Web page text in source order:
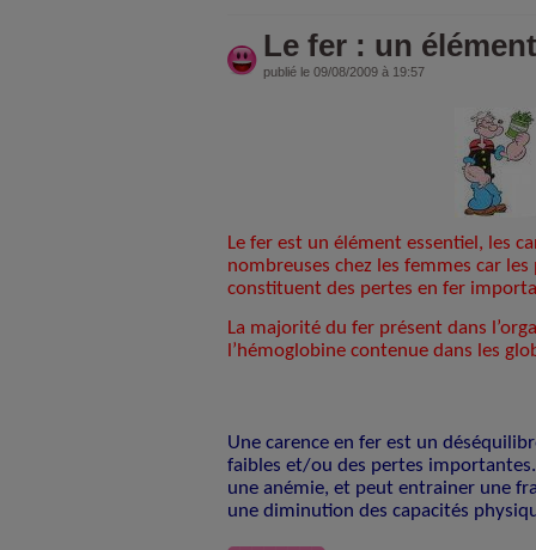
Le fer : un
publié le 09/08/2009 à 19:57
Le fer est un élément essentiel, les
nombreuses chez les femmes car
constituent des pertes en fer
La majorité du fer présent dans
l’hémoglobine contenue dans les
Une carence en fer est un
faibles et/ou des pertes
une anémie, et peut entrainer une
une diminution des capacités